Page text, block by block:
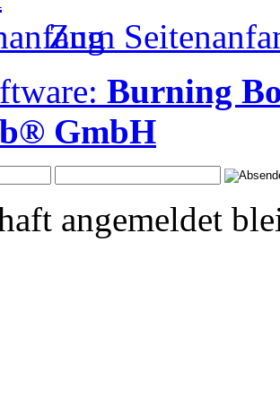
Zum
Burning
GmbH
angemeldet